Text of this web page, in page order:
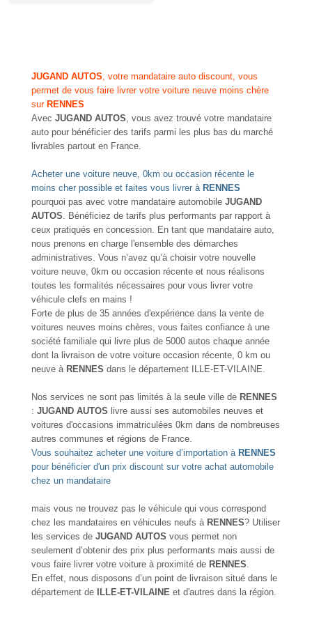
JUGAND AUTOS, votre mandataire auto discount, vous
permet de vous faire livrer votre voiture neuve moins chère
sur RENNES
Avec JUGAND AUTOS, vous avez trouvé votre mandataire
auto pour bénéficier des tarifs parmi les plus bas du marché
livrables partout en France.
Acheter une voiture neuve, 0km ou occasion récente le
moins cher possible et faites vous livrer à RENNES
pourquoi pas avec votre mandataire automobile JUGAND
AUTOS. Bénéficiez de tarifs plus performants par rapport à
ceux pratiqués en concession. En tant que mandataire auto,
nous prenons en charge l'ensemble des démarches
administratives. Vous n’avez qu’à choisir votre nouvelle
voiture neuve, 0km ou occasion récente et nous réalisons
toutes les formalités nécessaires pour vous livrer votre
véhicule clefs en mains !
Forte de plus de 35 années d'expérience dans la vente de
voitures neuves moins chères, vous faites confiance à une
société familiale qui livre plus de 5000 autos chaque année
dont la livraison de votre voiture occasion récente, 0 km ou
neuve à RENNES dans le département ILLE-ET-VILAINE.
Nos services ne sont pas limités à la seule ville de RENNES
: JUGAND AUTOS livre aussi ses automobiles neuves et
voitures d'occasions immatriculées 0km dans de nombreuses
autres communes et régions de France.
Vous souhaitez acheter une voiture d’importation à RENNES
pour bénéficier d'un prix discount sur votre achat automobile
chez un mandataire
mais vous ne trouvez pas le véhicule qui vous correspond
chez les mandataires en véhicules neufs à RENNES? Utiliser
les services de JUGAND AUTOS vous permet non
seulement d’obtenir des prix plus performants mais aussi de
vous faire livrer votre voiture à proximité de RENNES.
En effet, nous disposons d’un point de livraison situé dans le
département de
ILLE-ET-VILAINE et d'autres dans la région.